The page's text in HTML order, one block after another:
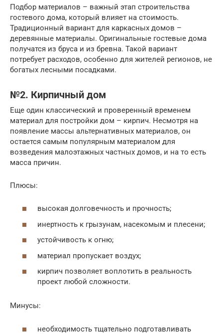
Подбор материалов – важный этап строительства
гостевого дома, который влияет на стоимость.
Традиционный вариант для каркасных домов –
деревянные материалы. Оригинальные гостевые дома
получатся из бруса и из бревна. Такой вариант
потребует расходов, особенно для жителей регионов, не
богатых лесными посадками.
№2. Кирпичный дом
Еще один классический и проверенный временем
материал для постройки дом – кирпич. Несмотря на
появление массы альтернативных материалов, он
остается самым популярным материалом для
возведения малоэтажных частных домов, и на то есть
масса причин.
Плюсы:
высокая долговечность и прочность;
инертность к грызунам, насекомым и плесени;
устойчивость к огню;
материал пропускает воздух;
кирпич позволяет воплотить в реальность
проект любой сложности.
Минусы:
необходимость тщательно подготавливать